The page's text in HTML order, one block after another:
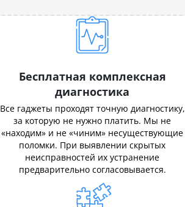
Бесплатная комплексная
диагностика
Все гаджеты проходят точную диагностику,
за которую не нужно платить. Мы не
«находим» и не «чиним» несуществующие
поломки. При выявлении скрытых
неисправностей их устранение
предварительно согласовывается.